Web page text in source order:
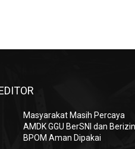
Masyarakat Masih Percaya
AMDK GGU BerSNI dan Berizin
BPOM Aman Dipakai